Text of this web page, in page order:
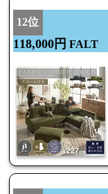
12位
118,000円 FALT